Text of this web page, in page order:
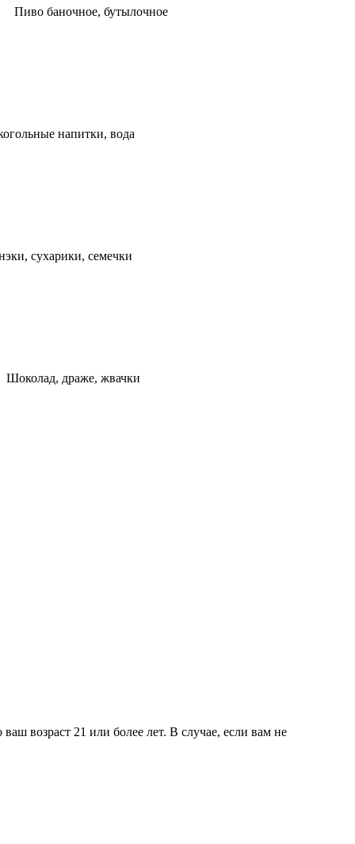
Пиво баночное, бутылочное
напитки, вода
сухарики, семечки
Шоколад, драже, жвачки
возраст 21 или более лет. В случае, если вам не